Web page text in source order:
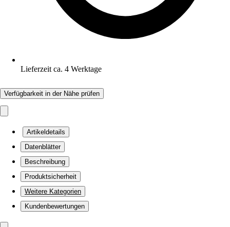
Lieferzeit ca. 4 Werktage
Verfügbarkeit in der Nähe prüfen
Artikeldetails
Datenblätter
Beschreibung
Produktsicherheit
Weitere Kategorien
Kundenbewertungen